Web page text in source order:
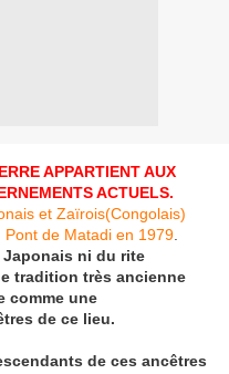
APPARTIENT AUX
NTS ACTUELS.
et Zaïrois(Congolais)
de Matadi en 1979
Japonais ni du rite
tradition très ancienne
comme une
de ce lieu.
de ces ancêtres